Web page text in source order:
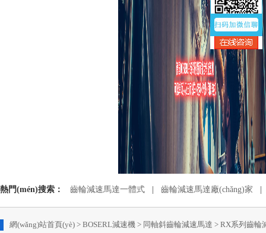
熱門(mén)搜索： 齒輪減速馬達一體式 齒輪減速馬達廠(chǎng)家
網(wǎng)站首頁(yè) > BOSERL減速機 > 同軸斜齒輪減速馬達 > RX系列齒輪